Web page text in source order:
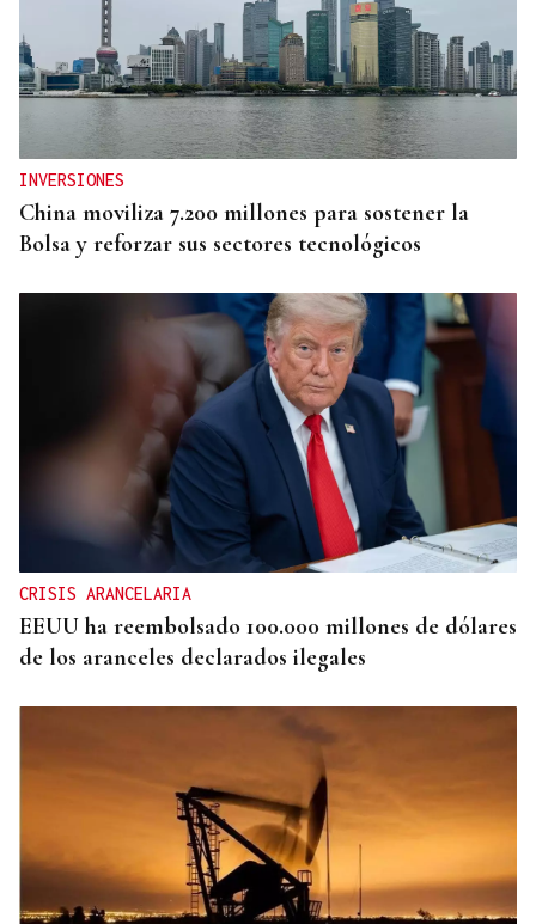
INVERSIONES
China moviliza 7.200 millones para sostener la
Bolsa y reforzar sus sectores tecnológicos
CRISIS ARANCELARIA
EEUU ha reembolsado 100.000 millones de dólares
de los aranceles declarados ilegales